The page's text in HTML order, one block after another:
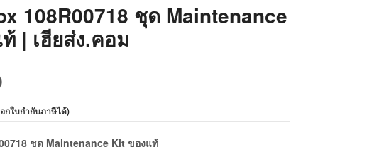
108R00718 ชุด Maintenance
| เฮียส่ง.คอม
กใบกำกับภาษีได้)
ชุด Maintenance Kit ของแท้